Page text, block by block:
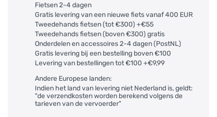
Fietsen 2-4 dagen
Gratis levering van een nieuwe fiets vanaf 400 EUR
Tweedehands fietsen (tot €300) +€55
Tweedehands fietsen (boven €300) gratis
Onderdelen en accessoires 2-4 dagen (PostNL)
Gratis levering bij een bestelling boven €100
Levering van bestellingen tot €100 +€9,99
Andere Europese landen:
Indien het land van levering niet Nederland is, geldt:
"de verzendkosten worden berekend volgens de
tarieven van de vervoerder"